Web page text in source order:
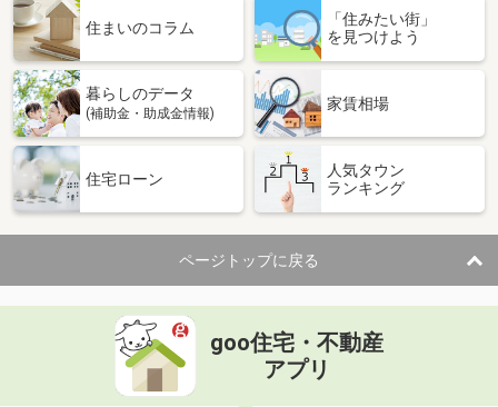
住まいのコラム
「住みたい街」
を見つけよう
暮らしのデータ
(補助金・助成金情報)
家賃相場
住宅ローン
人気タウン
ランキング
ページトップに戻る
goo住宅・不動産
アプリ